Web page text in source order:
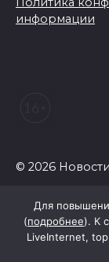
информации
© 2026
Для
(подробнее). К
LiveInternet,